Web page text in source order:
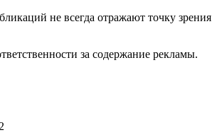
не всегда отражают точку зрения
за содержание рекламы.